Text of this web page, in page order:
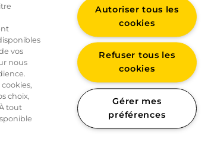
cuire les pizzas une par une 8
du four. Lavez et essorez la
pizzas avant de servir.
vos
nous
choix,
tout
Autoriser tous les
cookies
Refuser tous les
cookies
Gérer mes
préférences